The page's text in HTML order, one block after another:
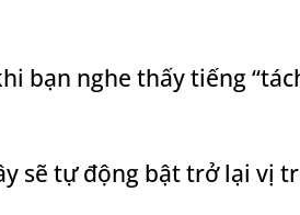
bạn nghe thấy tiếng
sẽ tự động bật trở lại vị